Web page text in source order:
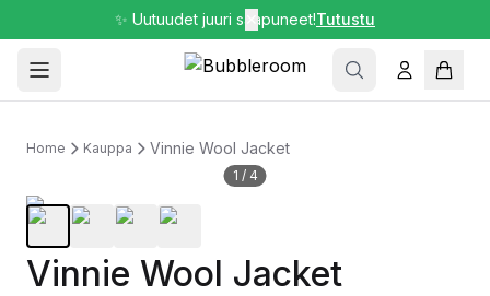
✨ Uutuudet juuri saapuneet!Tutustu
Home Kauppa Vinnie Wool Jacket
1 / 4
Vinnie Wool Jacket